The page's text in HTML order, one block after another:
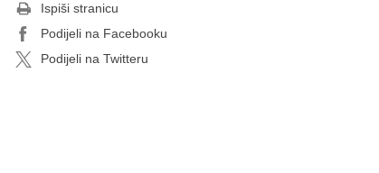
Ispiši stranicu
Podijeli na Facebooku
Podijeli na Twitteru